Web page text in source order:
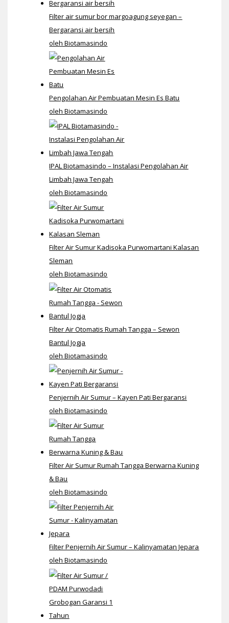
Filter air sumur bor margoagung seyegan –
Bergaransi air bersih
oleh Biotamasindo
Pengolahan Air Pembuatan Mesin Es Batu
oleh Biotamasindo
IPAL Biotamasindo – Instalasi Pengolahan Air
Limbah Jawa Tengah
oleh Biotamasindo
Filter Air Sumur Kadisoka Purwomartani Kalasan
Sleman
oleh Biotamasindo
Filter Air Otomatis Rumah Tangga – Sewon
Bantul Jogja
oleh Biotamasindo
Penjernih Air Sumur – Kayen Pati Bergaransi
oleh Biotamasindo
Filter Air Sumur Rumah Tangga Berwarna Kuning
& Bau
oleh Biotamasindo
Filter Penjernih Air Sumur – Kalinyamatan Jepara
oleh Biotamasindo